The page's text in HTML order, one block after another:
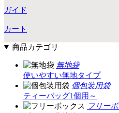
ガイド
カート
商品カテゴリ
無地袋
使いやすい無地タイプ
個包装用袋
ティーバッグ1個用～
フリー